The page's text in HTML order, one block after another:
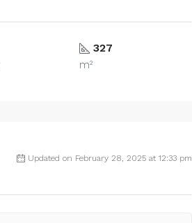
327
m²
Updated on February 28, 2025 at 12:33 pm